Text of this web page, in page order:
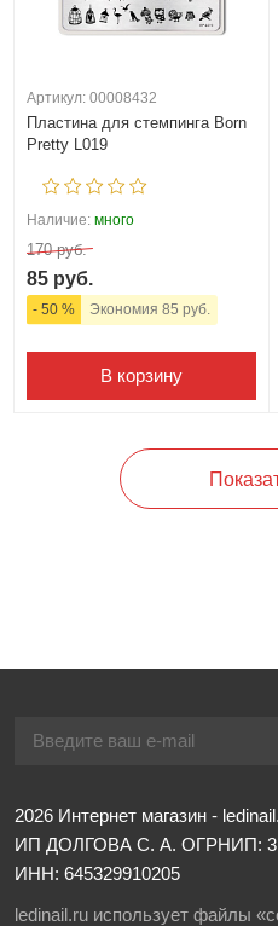
Артикул: 00008432
Пластина для стемпинга Born
Pretty L019
Наличие: много
170 руб.
85 руб.
- 50 % Экономия 85 руб.
В корзину
2026 Интернет магазин -
ИП ДОЛГОВА С. А. ОГРНИП:
ИНН: 645329910205
ledinail.ru использует файлы